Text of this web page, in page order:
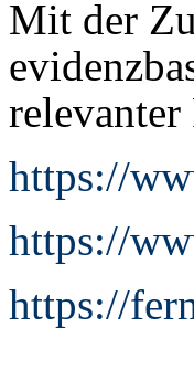
Mit der
https://
https://
https://